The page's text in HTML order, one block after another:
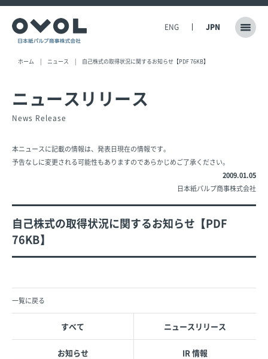
ENG JPN
ホーム ニュース 自己株式の取得状況に関するお知らせ【PDF 76KB】
ニュースリリース
News Release
本ニュースに記載の情報は、発表日現在の情報です。
予告なしに変更される可能性もありますのであらかじめご了承ください。
2009.01.05
日本紙パルプ商事株式会社
自己株式の取得状況に関するお知らせ【PDF
76KB】
一覧に戻る
すべて ニュースリリース
お知らせ IR 情報